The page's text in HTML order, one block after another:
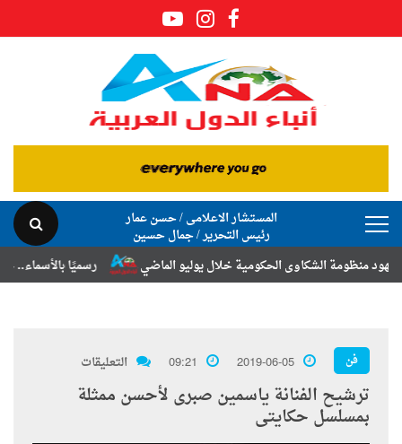
المستشار الاعلامى / حسن عمار
رئيس التحرير / جمال حسين
رسميًا بالأسماء.. حركة الترقيات
الحكومية خلال يوليو الماضي
فن 2019-06-05
09:21 التعليقات
ترشيح الفنانة ياسمين صبرى لأحسن ممثلة
بمسلسل حكايتى